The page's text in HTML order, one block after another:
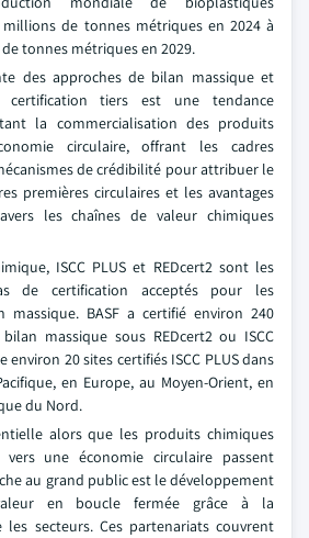
de tonnes métriques en 2024 à
tonnes métriques en 2029.
des approches de bilan massique et
certification tiers est une tendance
la commercialisation des produits
circulaire, offrant les cadres
de crédibilité pour attribuer le
premières circulaires et les avantages
les chaînes de valeur chimiques
ISCC PLUS et REDcert2 sont les
de certification acceptés pour les
massique. BASF a certifié environ 240
massique sous REDcert2 ou ISCC
environ 20 sites certifiés ISCC PLUS dans
en Europe, au Moyen-Orient, en
du Nord.
alors que les produits chimiques
une économie circulaire passent
au grand public est le développement
en boucle fermée grâce à la
secteurs. Ces partenariats couvrent